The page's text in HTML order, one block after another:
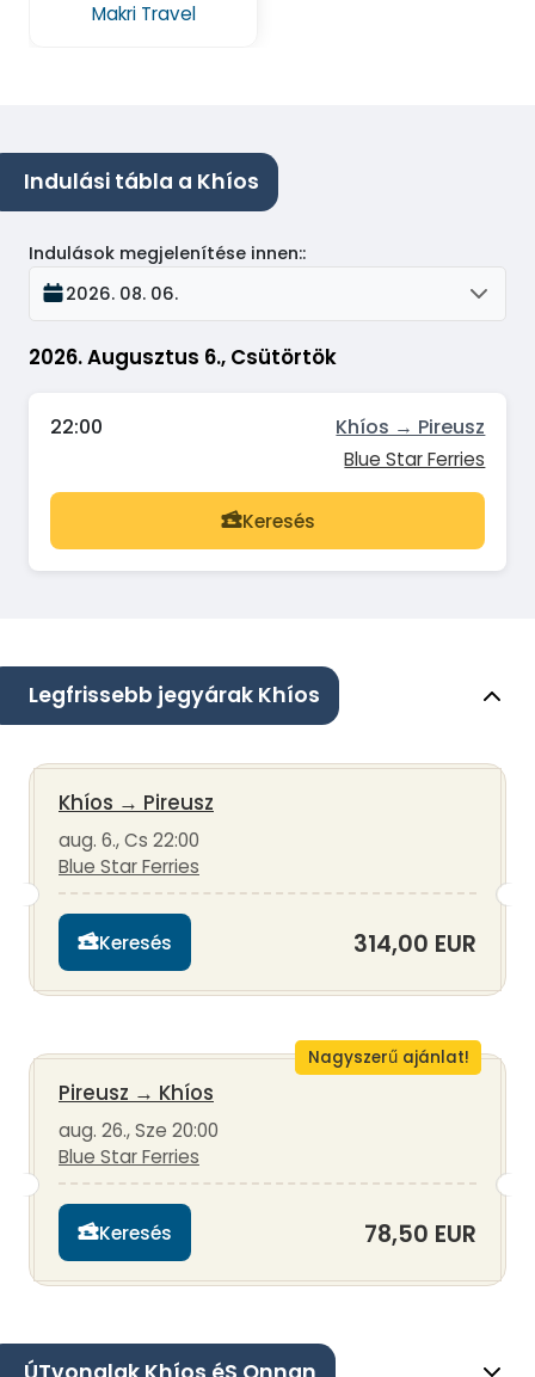
Makri Travel
Indulási tábla a Khíos
2026. Augusztus 6., Csütörtök
Indulások megjelenítése innen::
2026. 08. 06.
22:00 Khíos → Pireusz
Blue Star Ferries
Keresés
Legfrissebb jegyárak Khíos
Khíos → Pireusz
aug. 6., Cs 22:00
Blue Star Ferries
Keresés 314,00 EUR
Nagyszerű ajánlat!
Pireusz → Khíos
aug. 26., Sze 20:00
Blue Star Ferries
Keresés 78,50 EUR